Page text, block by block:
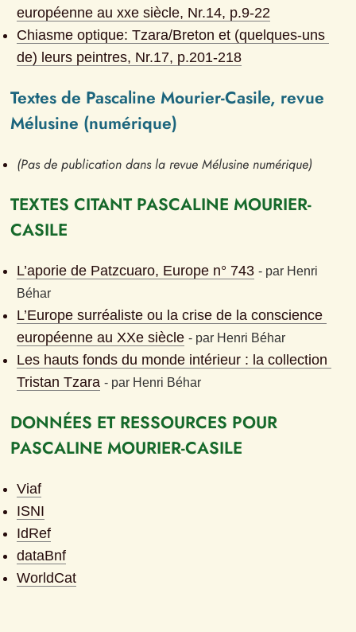
européenne au xxe siècle, Nr.14, p.9-22
Chiasme optique: Tzara/Breton et (quelques-uns
de) leurs peintres, Nr.17, p.201-218
Textes de Pascaline Mourier-Casile, revue
Mélusine (numérique)
(Pas de publication dans la revue Mélusine numérique)
TEXTES CITANT PASCALINE MOURIER-
CASILE
L’aporie de Patzcuaro, Europe n° 743 - par Henri
Béhar
L’Europe surréaliste ou la crise de la conscience
européenne au XXe siècle - par Henri Béhar
Les hauts fonds du monde intérieur : la collection
Tristan Tzara - par Henri Béhar
DONNÉES ET RESSOURCES POUR
PASCALINE MOURIER-CASILE
Viaf
ISNI
IdRef
dataBnf
WorldCat